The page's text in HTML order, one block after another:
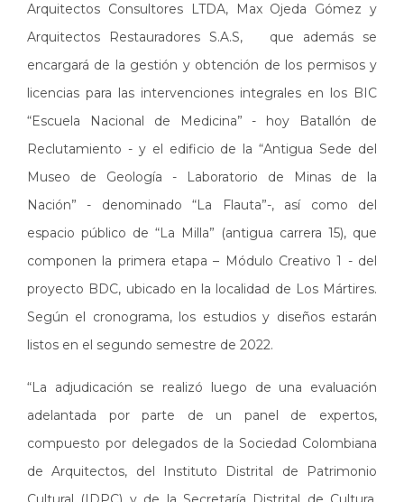
Arquitectos Consultores LTDA, Max Ojeda Gómez y
Arquitectos Restauradores S.A.S, que además se
encargará de la gestión y obtención de los permisos y
licencias para las intervenciones integrales en los BIC
“Escuela Nacional de Medicina” - hoy Batallón de
Reclutamiento - y el edificio de la “Antigua Sede del
Museo de Geología - Laboratorio de Minas de la
Nación” - denominado “La Flauta”-, así como del
espacio público de “La Milla” (antigua carrera 15), que
componen la primera etapa – Módulo Creativo 1 - del
proyecto BDC, ubicado en la localidad de Los Mártires.
Según el cronograma, los estudios y diseños estarán
listos en el segundo semestre de 2022.
“La adjudicación se realizó luego de una evaluación
adelantada por parte de un panel de expertos,
compuesto por delegados de la Sociedad Colombiana
de Arquitectos, del Instituto Distrital de Patrimonio